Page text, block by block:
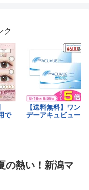
ク
の熱い！新潟マ